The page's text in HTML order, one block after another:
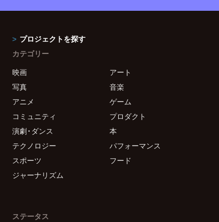
プロジェクトを探す
カテゴリー
映画
アート
写真
音楽
アニメ
ゲーム
コミュニティ
プロダクト
演劇・ダンス
本
テクノロジー
パフォーマンス
スポーツ
フード
ジャーナリズム
ステータス